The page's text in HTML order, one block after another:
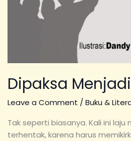
Dipaksa
Leave a Comment / Buku &
Tak seperti biasanya. Kali ini
terhentak, karena harus